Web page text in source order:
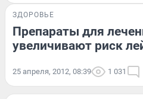
ЗДОРОВЬЕ
Препараты для
увеличивают риск
25 апреля, 2012, 08:39 1 031